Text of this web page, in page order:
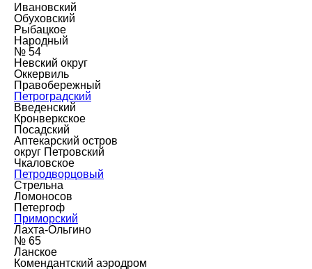
Ивановский
Обуховский
Рыбацкое
Народный
№ 54
Невский округ
Оккервиль
Правобережный
Петроградский
Введенский
Кронверкское
Посадский
Аптекарский остров
округ Петровский
Чкаловское
Петродворцовый
Стрельна
Ломоносов
Петергоф
Приморский
Лахта-Ольгино
№ 65
Ланское
Комендантский аэродром